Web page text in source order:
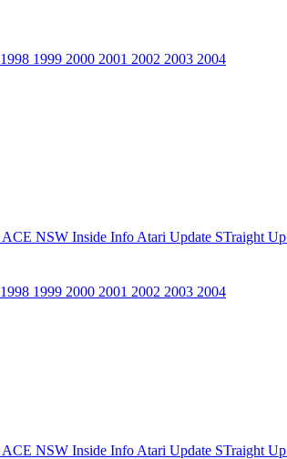
1998 1999 2000 2001 2002 2003 2004
ACE NSW Inside Info Atari Update STraight Up
1998 1999 2000 2001 2002 2003 2004
ACE NSW Inside Info Atari Update STraight Up